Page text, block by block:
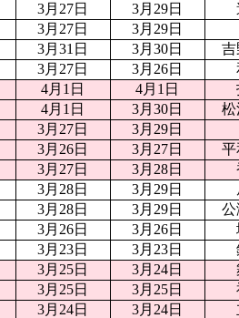
3月27日 3月29日
3月27日 3月29日
3月31日 3月30日 吉
3月27日 3月26日
4月1日 4月1日
4月1日 3月30日 松
3月27日 3月29日
3月26日 3月27日 平
3月27日 3月28日
3月28日 3月29日
3月28日 3月29日 公
3月26日 3月26日
3月23日 3月23日
3月25日 3月24日
3月25日 3月25日
3月24日 3月24日